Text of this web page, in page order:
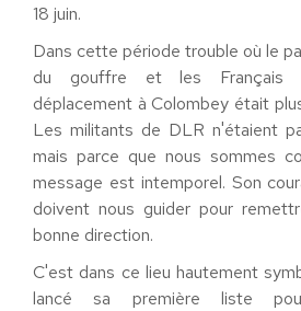
18 juin.
Dans cette période trouble où le
du gouffre et les Français
déplacement à Colombey était
Les militants de DLR n'étaient
mais parce que nous sommes
message est intemporel. Son
doivent nous guider pour
bonne direction.
C'est dans ce lieu hautement
lancé sa première liste